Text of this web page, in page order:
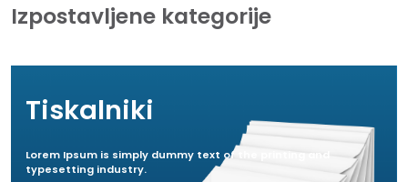
Izpostavljene kategorije
Tiskalniki
Lorem Ipsum is simply dummy text of the printing and
typesetting industry.